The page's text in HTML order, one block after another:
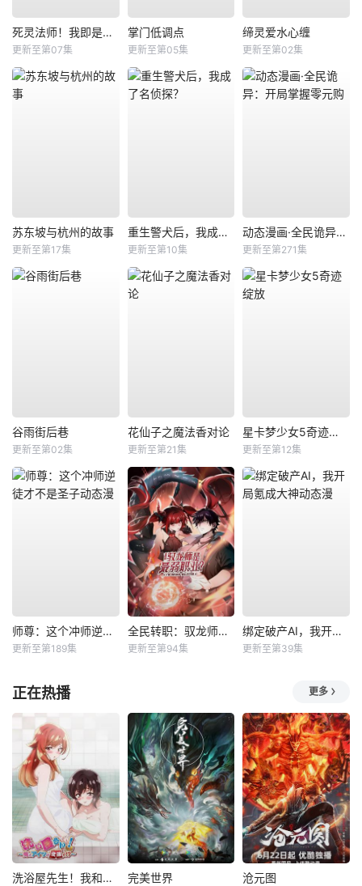
死灵法师！我即是天灾
更新至第07集
掌门低调点
更新至第05集
缔灵爱水心缠
更新至第02集
苏东坡与杭州的故事
更新至第17集
重生警犬后，我成了名侦探？
更新至第10集
动态漫画·全民诡异：开局掌握零元购
更新至第271集
谷雨街后巷
更新至第02集
花仙子之魔法香对论
更新至第21集
星卡梦少女5奇迹绽放
更新至第12集
师尊：这个冲师逆徒才不是圣子动态漫
更新至第189集
全民转职：驭龙师是最弱职业？动态漫
更新至第94集
绑定破产AI，我开局氪成大神动态漫
更新至第39集
正在热播 更多
洗浴屋先生！我和那家伙在女浴池！？ 完美世界 沧元图